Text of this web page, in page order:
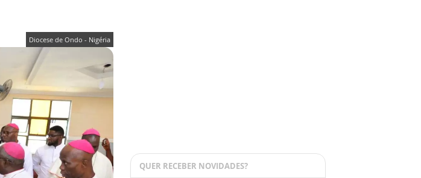
Diocese de Ondo - Nigéria
QUER RECEBER NOVIDADES?